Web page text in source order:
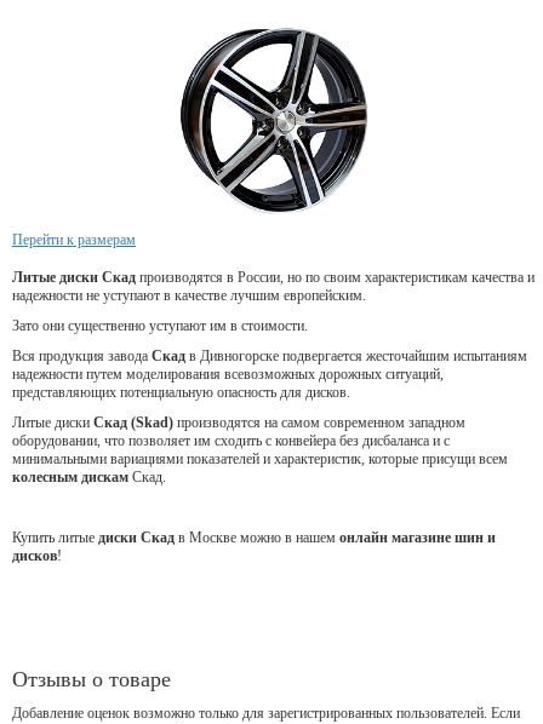
Перейти к размерам
Литые диски Скад производятся в России, но по своим характеристикам качества и
надежности не уступают в качестве лучшим европейским.
Зато они существенно уступают им в стоимости.
Вся продукция завода Скад в Дивногорске подвергается жесточайшим испытаниям
надежности путем моделирования всевозможных дорожных ситуаций,
представляющих потенциальную опасность для дисков.
Литые диски Скад (Skad) производятся на самом современном западном
оборудовании, что позволяет им сходить с конвейера без дисбаланса и с
минимальными вариациями показателей и характеристик, которые присущи всем
колесным дискам Скад.
Купить литые диски Скад в Москве можно в нашем онлайн магазине шин и
дисков!
Отзывы о товаре
Добавление оценок возможно только для зарегистрированных пользователей. Если